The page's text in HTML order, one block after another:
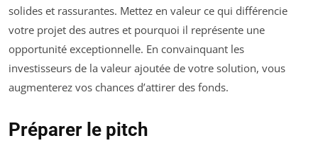
solides et rassurantes. Mettez en valeur ce qui différencie
votre projet des autres et pourquoi il représente une
opportunité exceptionnelle. En convainquant les
investisseurs de la valeur ajoutée de votre solution, vous
augmenterez vos chances d’attirer des fonds.
Préparer le pitch